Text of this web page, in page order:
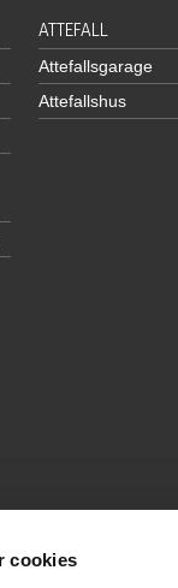
cookies
ATTEFALL
Attefallsgarage
Attefallshus